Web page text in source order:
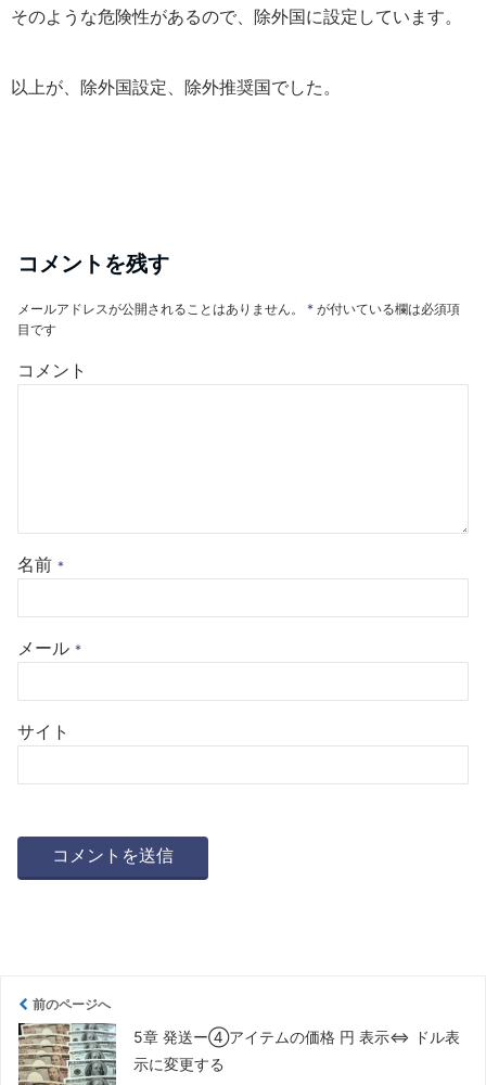
そのような危険性があるので、除外国に設定しています。
以上が、除外国設定、除外推奨国でした。
コメントを残す
メールアドレスが公開されることはありません。 * が付いている欄は必須項
目です
コメント
名前 *
メール *
サイト
前のページへ
5章 発送ー④アイテムの価格 円 表示⇔ ドル表
示に変更する